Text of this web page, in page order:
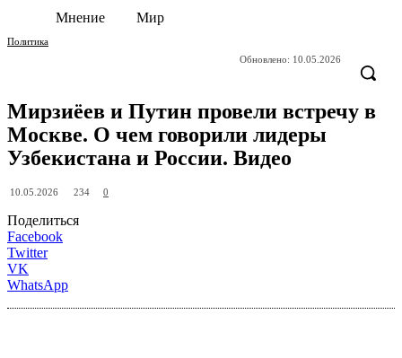
Мнение Мир
Политика
Обновлено: 10.05.2026
Мирзиёев и Путин провели встречу в
Москве. О чем говорили лидеры
Узбекистана и России. Видео
10.05.2026 234 0
Поделиться
Facebook
Twitter
VK
WhatsApp